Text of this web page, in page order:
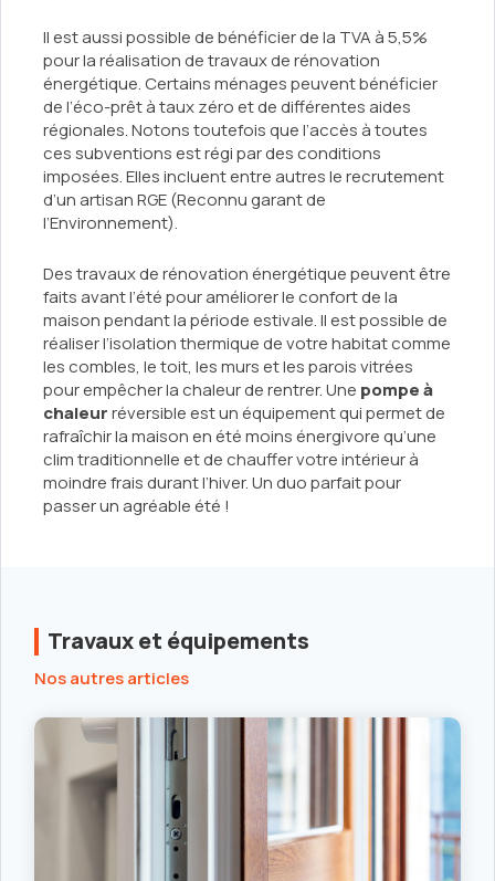
Il est aussi possible de bénéficier de la TVA à 5,5%
pour la réalisation de travaux de rénovation
énergétique. Certains ménages peuvent bénéficier
de l’éco-prêt à taux zéro et de différentes aides
régionales. Notons toutefois que l’accès à toutes
ces subventions est régi par des conditions
imposées. Elles incluent entre autres le recrutement
d’un artisan RGE (Reconnu garant de
l’Environnement).
Des travaux de rénovation énergétique peuvent être
faits avant l’été pour améliorer le confort de la
maison pendant la période estivale. Il est possible de
réaliser l’isolation thermique de votre habitat comme
les combles, le toit, les murs et les parois vitrées
pour empêcher la chaleur de rentrer. Une pompe à
chaleurréversible est un équipement qui permet de
rafraîchir la maison en été moins énergivore qu’une
clim traditionnelle et de chauffer votre intérieur à
moindre frais durant l’hiver. Un duo parfait pour
passer un agréable été !
Travaux et équipements
Nos autres articles